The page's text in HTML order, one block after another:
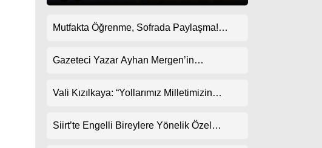
Gündem
Spor
Mutfakta Öğrenme, Sofrada Paylaşma!
Etkinliği
Gazeteci Yazar Ayhan Mergen’in
Koyulan Bir Dönem”
Vali Kızılkaya: “Yollarımız Milletimizin
Siirt’te Engelli Bireylere Yönelik Özel